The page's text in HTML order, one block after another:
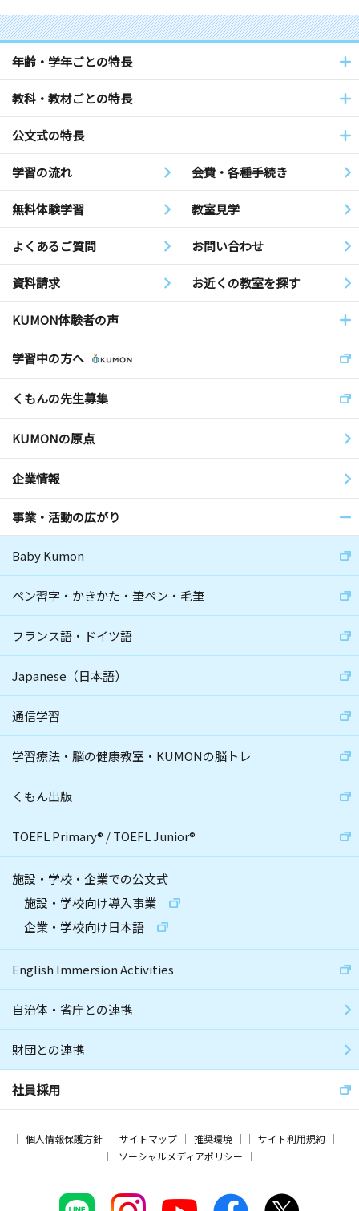
年齢・学年ごとの特長
教科・教材ごとの特長
公文式の特長
学習の流れ 会費・各種手続き
無料体験学習 教室見学
よくあるご質問 お問い合わせ
資料請求 お近くの教室を探す
KUMON体験者の声
学習中の方へ
くもんの先生募集
KUMONの原点
企業情報
事業・活動の広がり
Baby Kumon
ペン習字・かきかた・筆ペン・毛筆
フランス語・ドイツ語
Japanese（日本語）
通信学習
学習療法・脳の健康教室・KUMONの脳トレ
くもん出版
TOEFL Primary® /TOEFL Junior®
施設・学校・企業での公文式
施設・学校向け導入事業
企業・学校向け日本語
English Immersion Activities
自治体・省庁との連携
財団との連携
社員採用
個人情報保護方針 サイトマップ 推奨環境
サイト利用規約
ソーシャルメディアポリシー